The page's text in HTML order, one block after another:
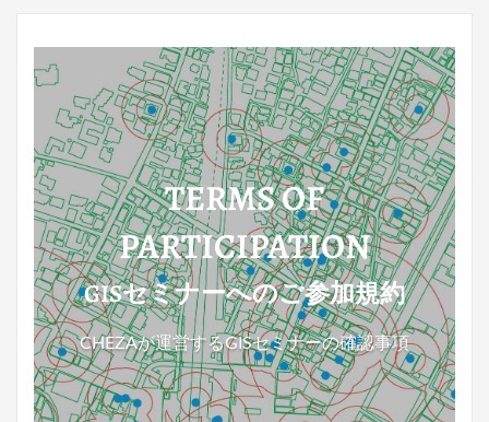
TERMS OF
PARTICIPATION
GISセミナーへのご参加規約
CHEZAが運営するGISセミナーの確認事項